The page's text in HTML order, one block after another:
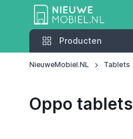
Producten
Producten
NieuweMobiel.NL Tablets
Oppo tablets